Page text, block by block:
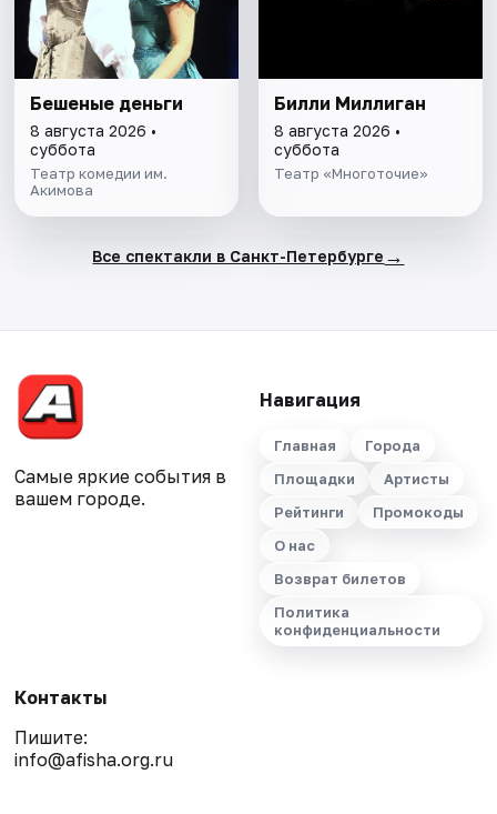
Бешеные деньги
8 августа 2026 •
суббота
Театр комедии им.
Акимова
Билли Миллиган
8 августа 2026 •
суббота
Театр «Многоточие»
Все спектакли в Санкт-Петербурге →
Самые яркие события в
вашем городе.
Навигация
Главная
Города
Площадки
Артисты
Рейтинги
Промокоды
О нас
Возврат билетов
Политика
конфиденциальности
Контакты
Пишите:
info@afisha.org.ru